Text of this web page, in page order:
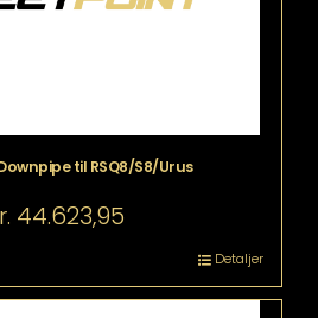
til RSQ8/S8/Urus
44.623,95
Detaljer